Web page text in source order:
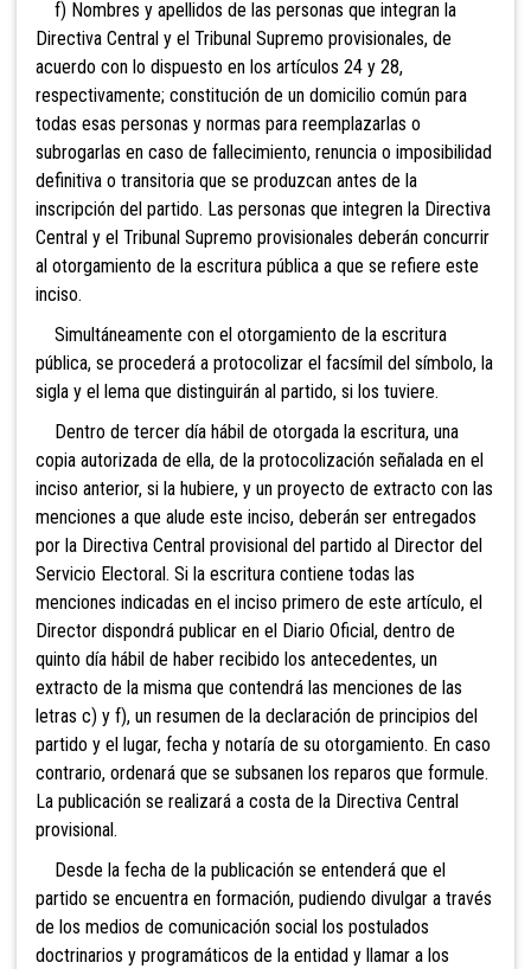
f) Nombres y apellidos de las personas que integran la
Directiva Central y el Tribunal Supremo provisionales, de
acuerdo con lo dispuesto en los artículos 24 y 28,
respectivamente; constitución de un domicilio común para
todas esas personas y normas para reemplazarlas o
subrogarlas en caso de fallecimiento, renuncia o imposibilidad
definitiva o transitoria que se produzcan antes de la
inscripción del partido. Las personas que integren la Directiva
Central y el Tribunal Supremo provisionales deberán concurrir
al otorgamiento de la escritura pública a que se refiere este
inciso.
Simultáneamente con el otorgamiento de la escritura
pública, se procederá a protocolizar el facsímil del símbolo, la
sigla y el lema que distinguirán al partido, si los tuviere.
Dentro de tercer día hábil de otorgada la escritura, una
copia autorizada de ella, de la protocolización señalada en el
inciso anterior, si la hubiere, y un proyecto de extracto con las
menciones a que alude este inciso, deberán ser entregados
por la Directiva Central provisional del partido al Director del
Servicio Electoral. Si la escritura contiene todas las
menciones indicadas en el inciso primero de este artículo, el
Director dispondrá publicar en el Diario Oficial, dentro de
quinto día hábil de haber recibido los antecedentes, un
extracto de la misma que contendrá las menciones de las
letras c) y f), un resumen de la declaración de principios del
partido y el lugar, fecha y notaría de su otorgamiento. En caso
contrario, ordenará que se subsanen los reparos que formule.
La publicación se realizará a costa de la Directiva Central
provisional.
Desde la fecha de la publicación se entenderá que el
partido se encuentra en formación, pudiendo divulgar a través
de los medios de comunicación social los postulados
doctrinarios y programáticos de la entidad y llamar a los